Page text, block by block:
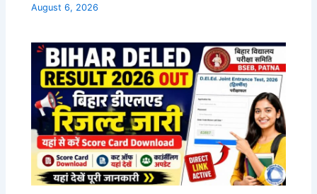
August 6, 2026